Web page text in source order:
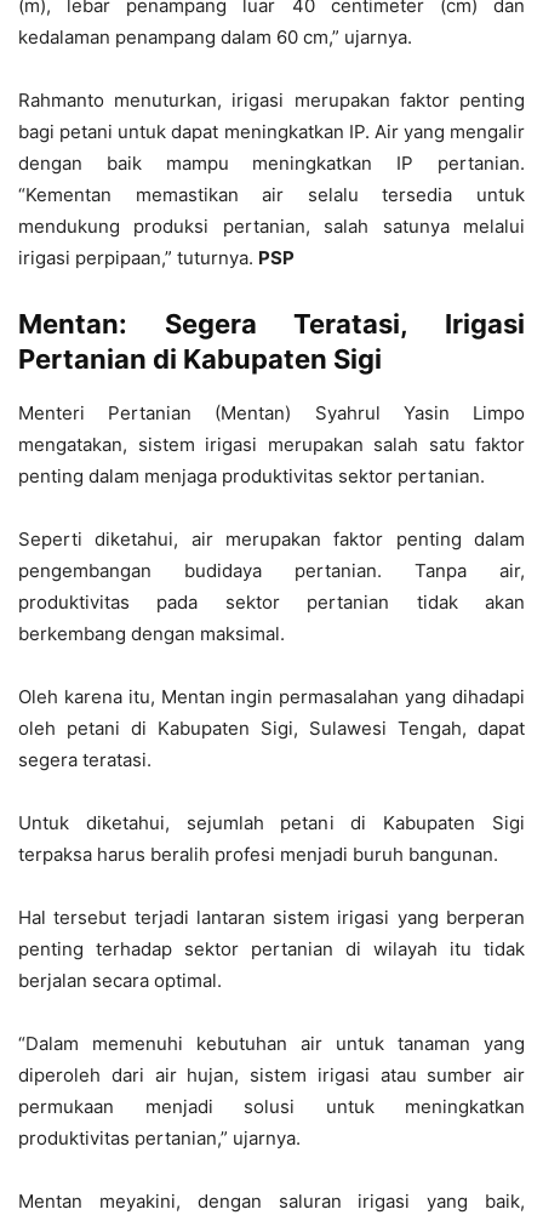
(m), lebar penampang luar 40 centimeter (cm) dan
kedalaman penampang dalam 60 cm,” ujarnya.
Rahmanto menuturkan, irigasi merupakan faktor penting
bagi petani untuk dapat meningkatkan IP. Air yang mengalir
dengan baik mampu meningkatkan IP pertanian.
“Kementan memastikan air selalu tersedia untuk
mendukung produksi pertanian, salah satunya melalui
irigasi perpipaan,” tuturnya. PSP
Mentan: Segera Teratasi, Irigasi
Pertanian di Kabupaten Sigi
Menteri Pertanian (Mentan) Syahrul Yasin Limpo
mengatakan, sistem irigasi merupakan salah satu faktor
penting dalam menjaga produktivitas sektor pertanian.
Seperti diketahui, air merupakan faktor penting dalam
pengembangan budidaya pertanian. Tanpa air,
produktivitas pada sektor pertanian tidak akan
berkembang dengan maksimal.
Oleh karena itu, Mentan ingin permasalahan yang dihadapi
oleh petani di Kabupaten Sigi, Sulawesi Tengah, dapat
segera teratasi.
Untuk diketahui, sejumlah petani di Kabupaten Sigi
terpaksa harus beralih profesi menjadi buruh bangunan.
Hal tersebut terjadi lantaran sistem irigasi yang berperan
penting terhadap sektor pertanian di wilayah itu tidak
berjalan secara optimal.
“Dalam memenuhi kebutuhan air untuk tanaman yang
diperoleh dari air hujan, sistem irigasi atau sumber air
permukaan menjadi solusi untuk meningkatkan
produktivitas pertanian,” ujarnya.
Mentan meyakini, dengan saluran irigasi yang baik,